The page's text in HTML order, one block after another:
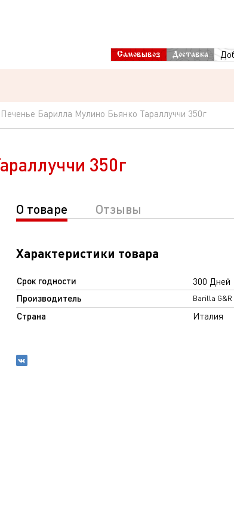
Самовывоз Доставка
Печенье Барилла Мулино Бьянко Тараллуччи 350г
350г
О товаре Отзывы
Характеристики товара
Срок годности 300 Дней
Производитель Barilla G&R
Страна Италия